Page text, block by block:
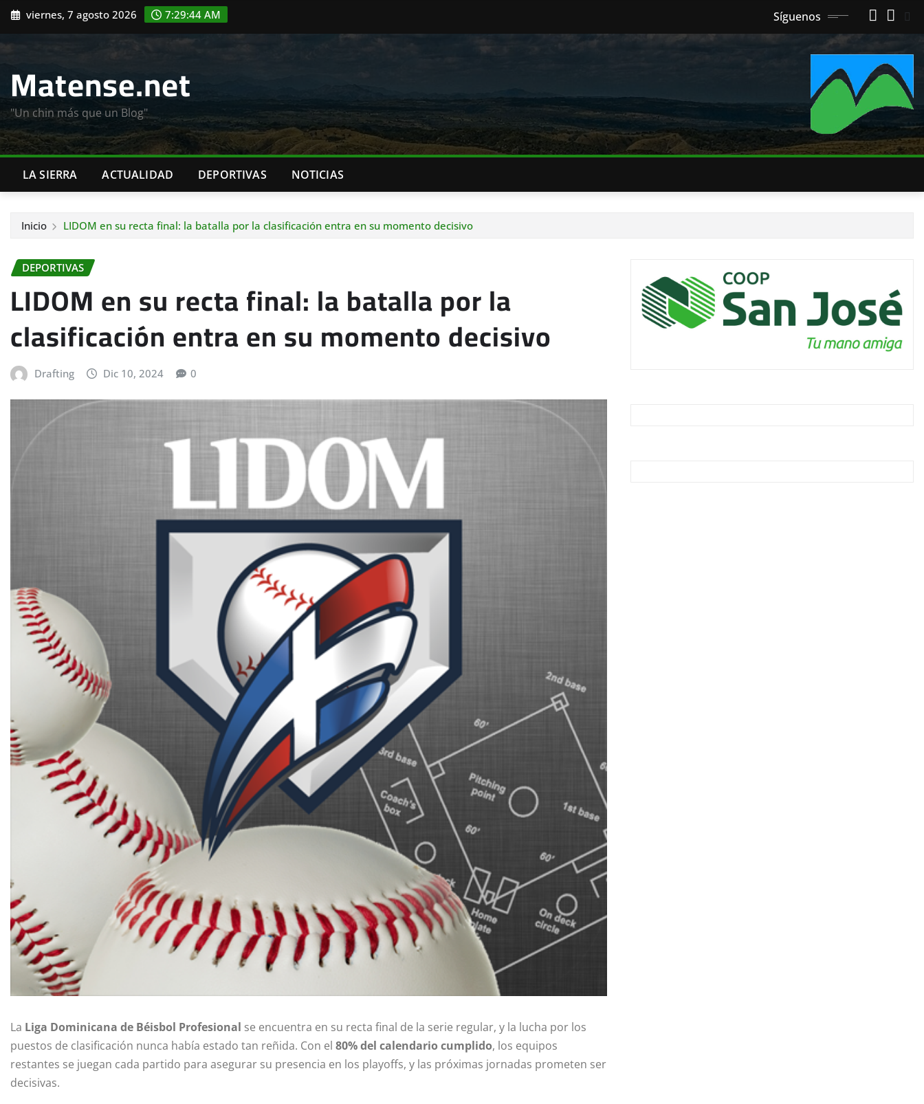
Saltar
contenido
viernes, 7 agosto 2026 7:29:45 AM Síguenos
Matense.net
"Un chin más que un Blog"
LA SIERRA ACTUALIDAD DEPORTIVAS NOTICIAS
Inicio LIDOM en su recta final: la batalla por la clasificación entra en su momento decisivo
DEPORTIVAS
LIDOM en su recta final: la batalla por la
clasificación entra en su momento decisivo
Drafting Dic 10, 2024 0
La Liga Dominicana de Béisbol Profesional se encuentra en su recta final de la serie regular, y la lucha por los
puestos de clasificación nunca había estado tan reñida. Con el 80% del calendario cumplido, los equipos
restantes se juegan cada partido para asegurar su presencia en los playoffs, y las próximas jornadas prometen ser
decisivas.